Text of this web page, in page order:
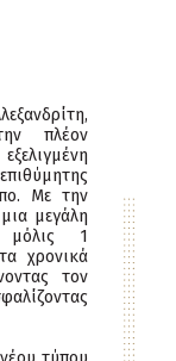
πλέον
Με την
μεγάλη
1
χρονικά
τον